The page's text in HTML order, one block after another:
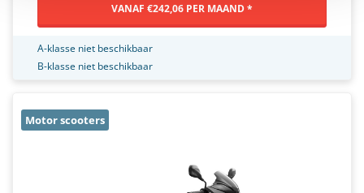
VANAF €242,06 PER MAAND *
A-klasse niet beschikbaar
B-klasse niet beschikbaar
Motor scooters